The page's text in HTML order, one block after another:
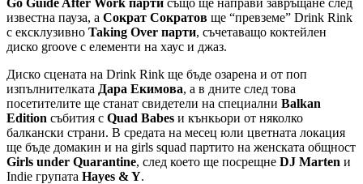
известна пауза, а Сократ Сократов ще “превземе” Drink Rink
с ексклузивно Taking Over парти, съчетаващо коктейлен
диско groove с елементи на хаус и джаз.
Диско сцената на Drink Rink ще бъде озарена и от поп
изпълнителката Дара Екимова, а в дните след това
посетителите ще станат свидетели на специални Balkan
Edition събития с Quad Babes и кънкьори от няколко
балкански страни. В средата на месец юли цветната локация
ще бъде домакин и на girls squad партито на женската общност
Girls under Quarantine, след което ще посрещне DJ Marten и
Indie групата Hayes & Y.